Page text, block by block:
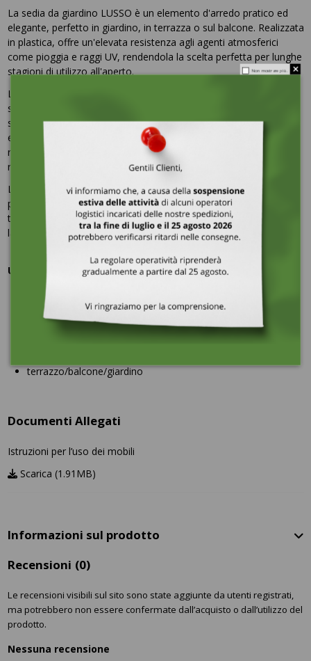
La sedia da giardino LUSSO è un elemento d'arredo pratico ed
elegante, perfetto in giardino, in terrazza o sul balcone. Realizzata
in plastica, offre un'elevata resistenza agli agenti atmosferici
come pioggia e raggi UV, rendendola la scelta perfetta per lunghe
stagioni di utilizzo all'aperto.
La sedia si distingue per il suo design minimalista e moderno. La
sua forma ergonomica, la seduta leggermente arrotondata e lo
schienale dotato di un'apertura per l'aerazione garantiscono un
elevato livello di comfort. I braccioli aumentano la sensazione di
relax durante le sedute prolungate e le gambe, sottili ma
resistenti, garantiscono stabilità.
La sedia LUSSO è leggera, si può spostare con facilità e impilare
per risparmiare spazio. Il suo design moderno la rende adatta a
tutti i tipi di giardino. È una soluzione funzionale per chi apprezza
la semplicità, l'estetica e la praticità.
Utilizzo:
cucina
sala da pranzo
reception/lobby
terrazzo/balcone/giardino
Documenti Allegati
Istruzioni per l’uso dei mobili
Scarica (1.91MB)
Informazioni sul prodotto
Recensioni (0)
Le recensioni visibili sul sito sono state aggiunte da utenti registrati,
ma potrebbero non essere confermate dall’acquisto o dall’utilizzo del
prodotto.
Nessuna recensione
Non mostrare più.